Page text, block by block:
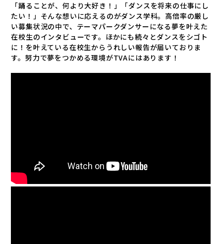
「踊ることが、何より大好き！」「ダンスを将来の仕事にし
たい！」そんな想いに応えるのがダンス学科。高倍率の厳し
い募集状況の中で、テーマパークダンサーになる夢を叶えた
在校生のインタビューです。ほかにも続々とダンスをシゴト
に！を叶えている在校生からうれしい報告が届いておりま
す。努力で夢をつかめる環境がTVAにはあります！